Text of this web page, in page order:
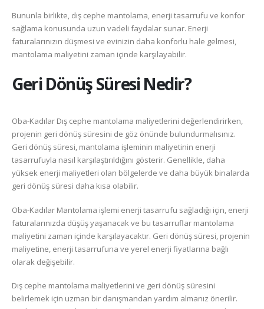
Bununla birlikte, dış cephe mantolama, enerji tasarrufu ve konfor
sağlama konusunda uzun vadeli faydalar sunar. Enerji
faturalarınızın düşmesi ve evinizin daha konforlu hale gelmesi,
mantolama maliyetini zaman içinde karşılayabilir.
Geri Dönüş Süresi Nedir?
Oba-Kadılar Dış cephe mantolama maliyetlerini değerlendirirken,
projenin geri dönüş süresini de göz önünde bulundurmalısınız.
Geri dönüş süresi, mantolama işleminin maliyetinin enerji
tasarrufuyla nasıl karşılaştırıldığını gösterir. Genellikle, daha
yüksek enerji maliyetleri olan bölgelerde ve daha büyük binalarda
geri dönüş süresi daha kısa olabilir.
Oba-Kadılar Mantolama işlemi enerji tasarrufu sağladığı için, enerji
faturalarınızda düşüş yaşanacak ve bu tasarruflar mantolama
maliyetini zaman içinde karşılayacaktır. Geri dönüş süresi, projenin
maliyetine, enerji tasarrufuna ve yerel enerji fiyatlarına bağlı
olarak değişebilir.
Dış cephe mantolama maliyetlerini ve geri dönüş süresini
belirlemek için uzman bir danışmandan yardım almanız önerilir.